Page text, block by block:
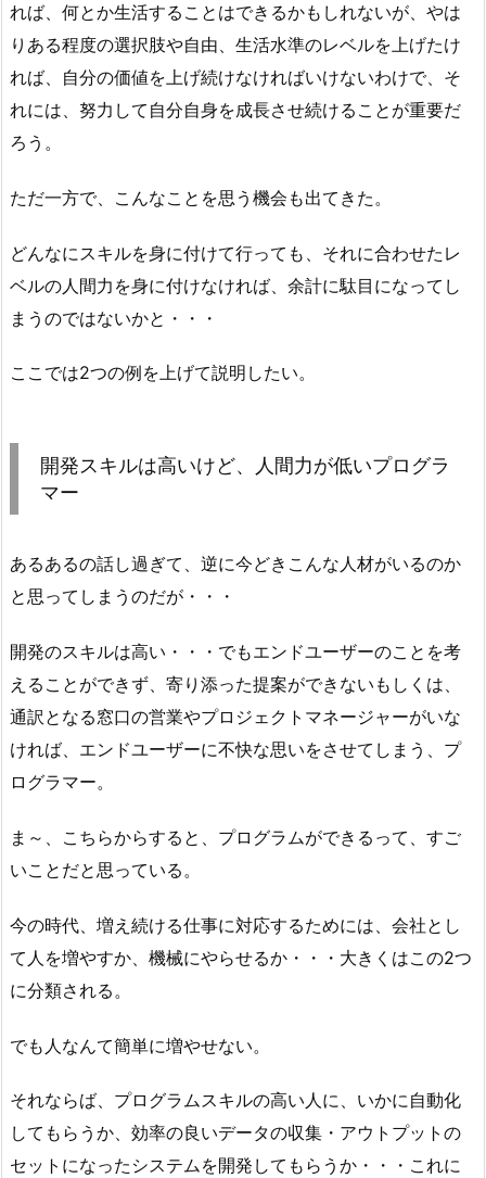
れば、何とか生活することはできるかもしれないが、やは
りある程度の選択肢や自由、生活水準のレベルを上げたけ
れば、自分の価値を上げ続けなければいけないわけで、そ
れには、努力して自分自身を成長させ続けることが重要だ
ろう。
ただ一方で、こんなことを思う機会も出てきた。
どんなにスキルを身に付けて行っても、それに合わせたレ
ベルの人間力を身に付けなければ、余計に駄目になってし
まうのではないかと・・・
ここでは2つの例を上げて説明したい。
開発スキルは高いけど、人間力が低いプログラ
マー
あるあるの話し過ぎて、逆に今どきこんな人材がいるのか
と思ってしまうのだが・・・
開発のスキルは高い・・・でもエンドユーザーのことを考
えることができず、寄り添った提案ができないもしくは、
通訳となる窓口の営業やプロジェクトマネージャーがいな
ければ、エンドユーザーに不快な思いをさせてしまう、プ
ログラマー。
ま～、こちらからすると、プログラムができるって、すご
いことだと思っている。
今の時代、増え続ける仕事に対応するためには、会社とし
て人を増やすか、機械にやらせるか・・・大きくはこの2つ
に分類される。
でも人なんて簡単に増やせない。
それならば、プログラムスキルの高い人に、いかに自動化
してもらうか、効率の良いデータの収集・アウトプットの
セットになったシステムを開発してもらうか・・・これに